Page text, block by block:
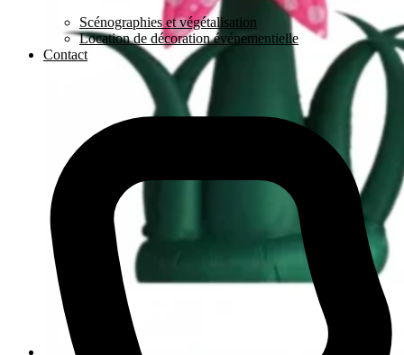
Scénographies et végétalisation
Location de décoration événementielle
Contact